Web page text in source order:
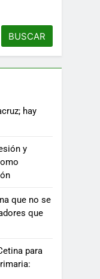
BUSCAR
hay
y
que no se
que
para